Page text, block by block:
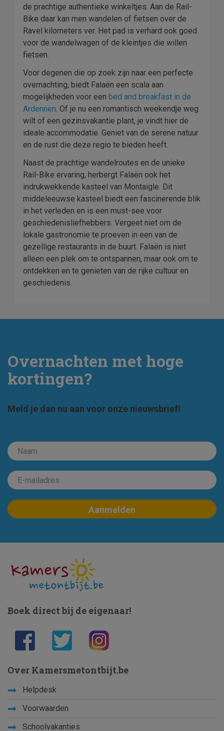
de prachtige authentieke winkeltjes. Aan de Rail-
Bike daar kan men wandelen of fietsen over de
Ravel kilometers ver. Het pad is verhard ook goed
voor de wandelwagen of de kleintjes die willen
fietsen.
Voor degenen die op zoek zijn naar een perfecte
overnachting, biedt Falaën een scala aan
mogelijkheden voor een bed and breakfast in de
Ardennen. Of je nu een romantisch weekendje weg
wilt of een gezinsvakantie plant, je vindt hier de
ideale accommodatie. Geniet van de serene natuur
en de rust die deze regio te bieden heeft.
Naast de prachtige wandelroutes en de unieke
Rail-Bike ervaring, herbergt Falaën ook het
indrukwekkende kasteel van Montaigle. Dit
middeleeuwse kasteel biedt een fascinerende blik
in het verleden en is een must-see voor
geschiedenisliefhebbers. Vergeet niet om de
lokale gastronomie te proeven in een van de
gezellige restaurants in de buurt. Falaën is niet
alleen een plek om te ontspannen, maar ook om te
ontdekken en te genieten van de rijke cultuur en
geschiedenis.
Overnachten met hoge
kortingen?
Meld je dan nu aan voor onze nieuwsbrief!
Boek direct bij de eigenaar!
Over Kamersmetontbijt.be
Helpdesk
Voorwaarden
Schoolvakanties